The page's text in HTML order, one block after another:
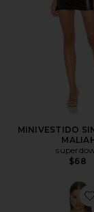
MINIVESTIDO
$68